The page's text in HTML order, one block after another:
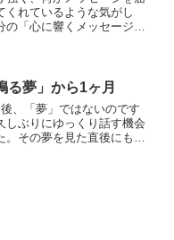
くれているような気がし
の「心に響くメッセージ」
2週間は、宇宙やツインのハ
からのメッセージを受け取
識を向ける。
る夢」から1ヶ月
、「夢」ではないのです
ぶりにゆっくり話す機会
。その夢を見た直後にも彼